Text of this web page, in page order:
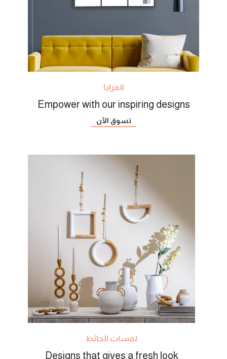
المرايا
Empower with our inspiring designs
تسوق الآن
لمسات الحائط
Designs that gives a fresh look